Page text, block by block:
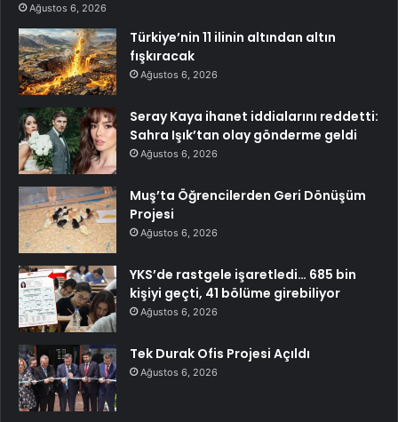
Ağustos 6, 2026
Türkiye’nin 11 ilinin altından altın
fışkıracak
Ağustos 6, 2026
Seray Kaya ihanet iddialarını reddetti:
Sahra Işık’tan olay gönderme geldi
Ağustos 6, 2026
Muş’ta Öğrencilerden Geri Dönüşüm
Projesi
Ağustos 6, 2026
YKS’de rastgele işaretledi… 685 bin
kişiyi geçti, 41 bölüme girebiliyor
Ağustos 6, 2026
Tek Durak Ofis Projesi Açıldı
Ağustos 6, 2026